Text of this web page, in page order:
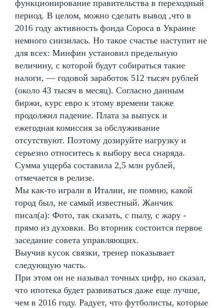
функционирование правительства в переходный
период. В целом, можно сделать вывод ,что в
2016 году активность фонда Сороса в Украине
немного снизилась. Но такое счастье наступит не
для всех: Минфин установил предельную
величину, с которой будут собираться такие
налоги, — годовой заработок 512 тысяч рублей
(около 43 тысяч в месяц). Согласно данным
биржи, курс евро к этому времени также
продолжил падение. Плата за выпуск и
ежегодная комиссия за обслуживание
отсутствуют. Поэтому дозируйте нагрузку и
серьезно относитесь к выбору веса снаряда.
Сумма ущерба составила 2,5 млн рублей,
отмечается в релизе.
Мы как-то играли в Италии, не помню, какой
город был, не самый известный. Жанчик
писал(а): Фото, так сказать, с пылу, с жару -
прямо из духовки. Во вторник состоится первое
заседание совета управляющих.
Выучив кусок связки, тренер показывает
следующую часть.
При этом он не называл точных цифр, но сказал,
что ипотека будет развиваться даже еще лучше,
чем в 2016 году. Радует, что футболисты, которые